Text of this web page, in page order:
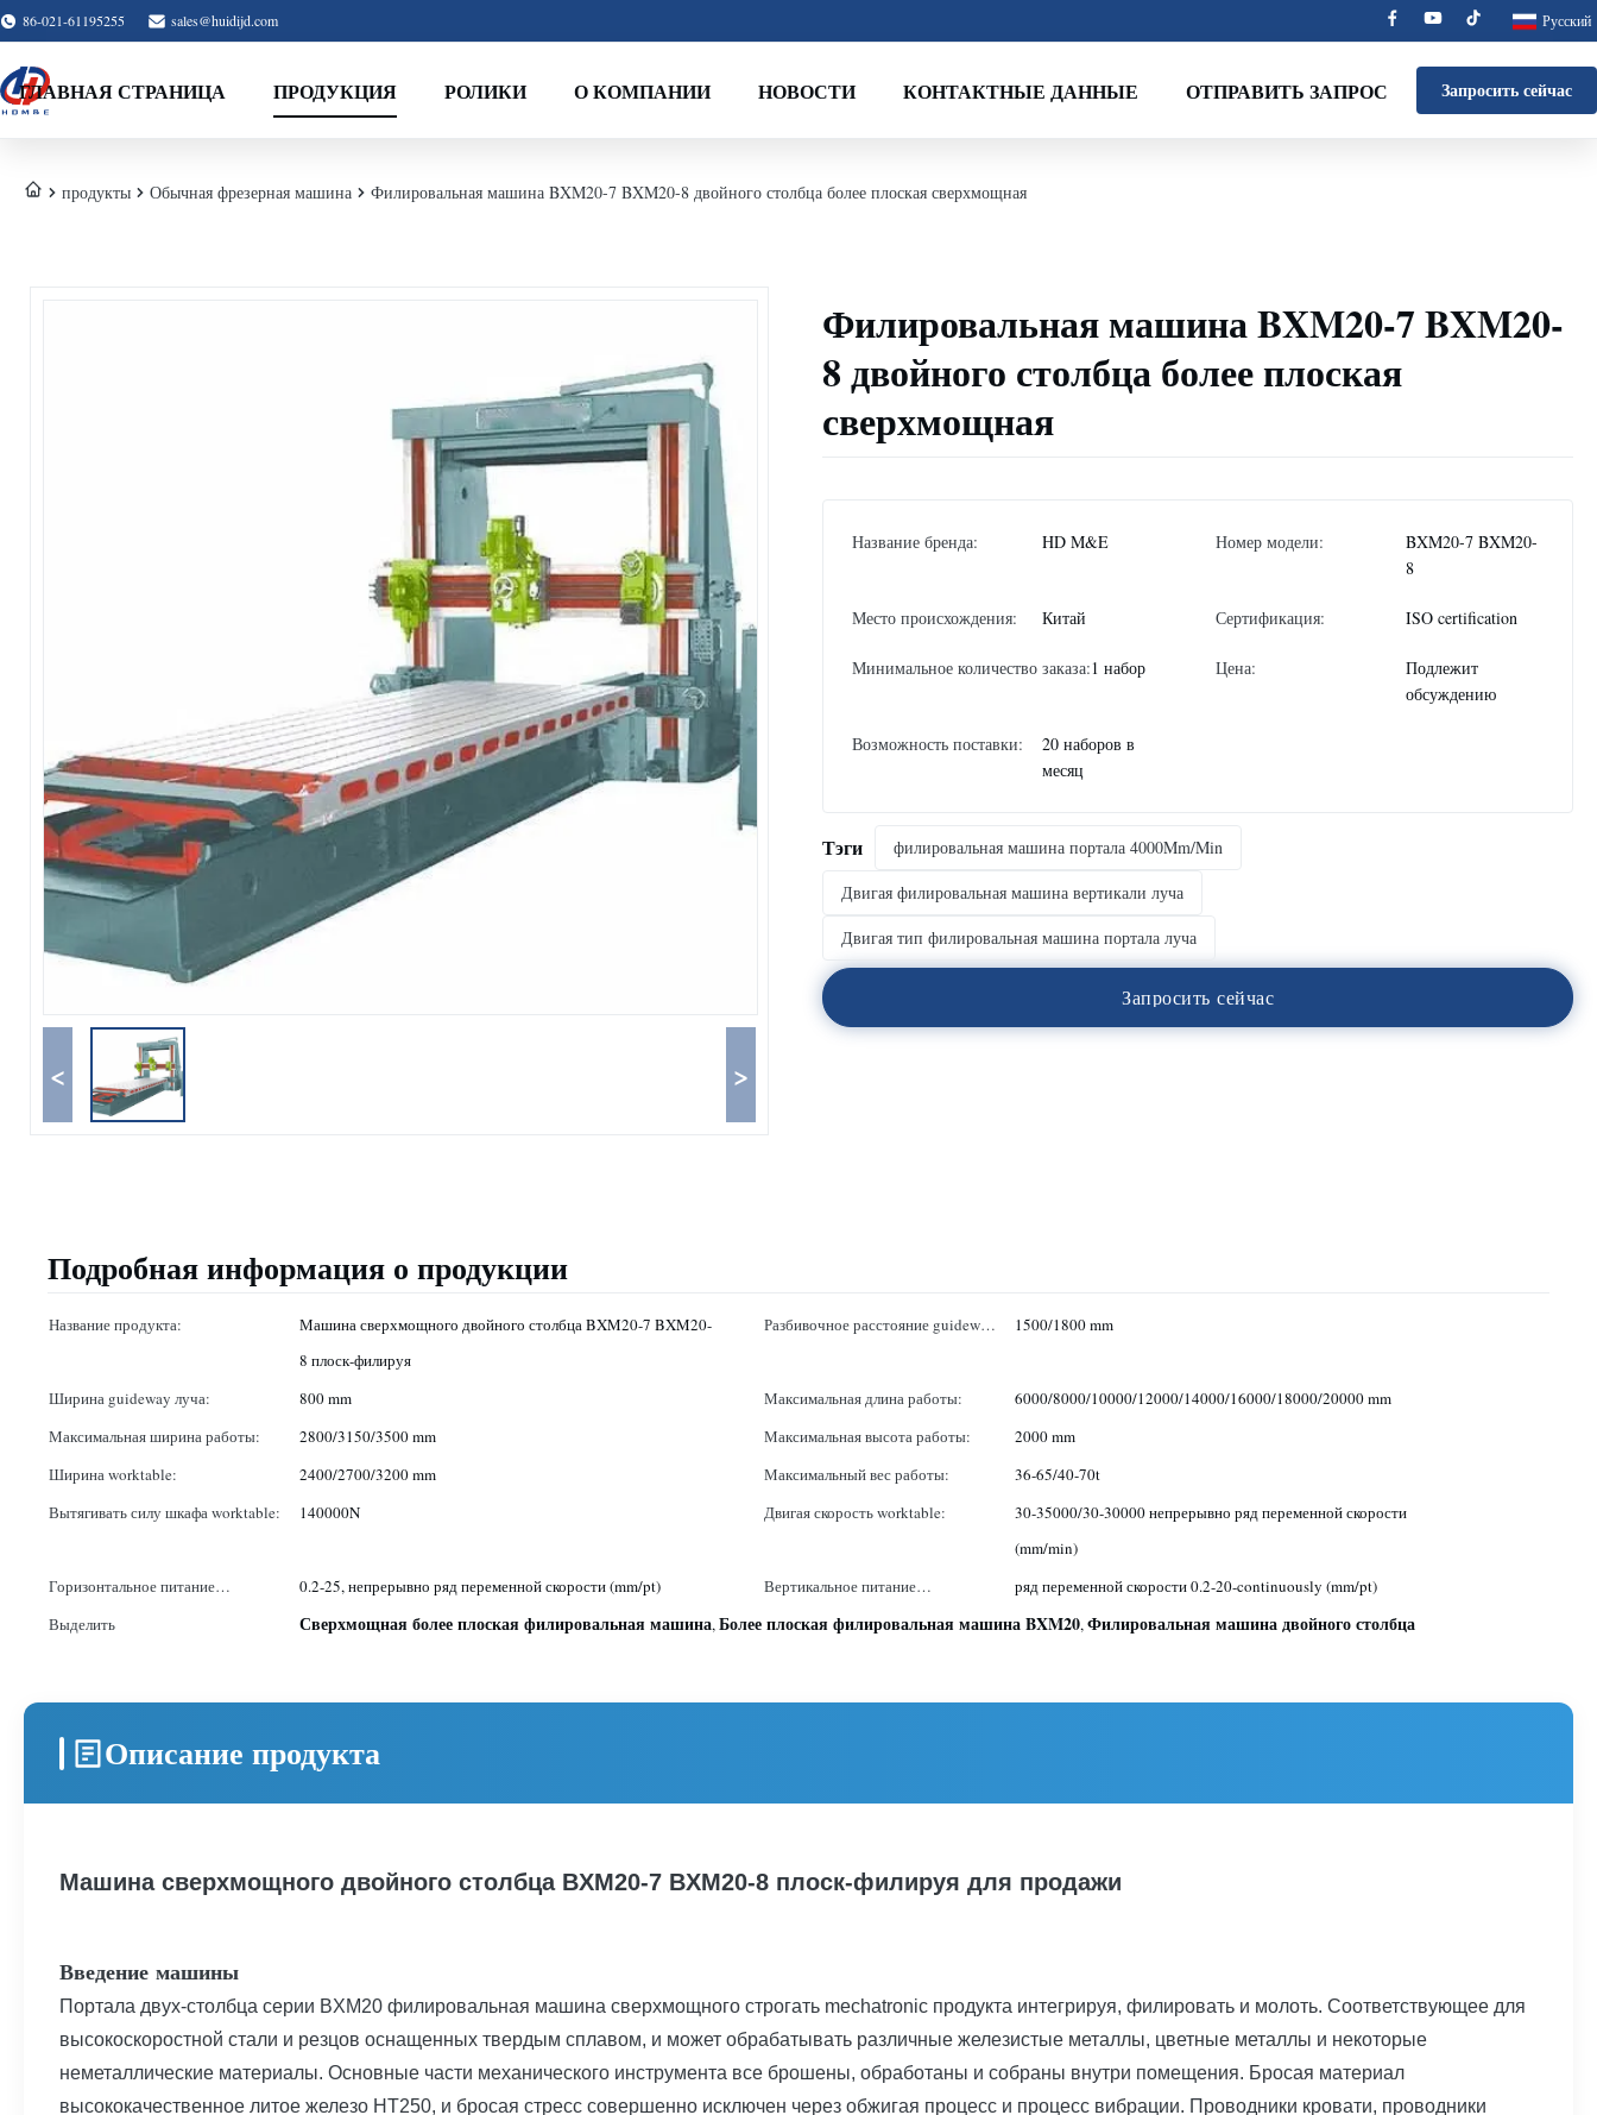
86-021-61195255 sales@huidijd.com Русский
ГЛАВНАЯ СТРАНИЦА ПРОДУКЦИЯ РОЛИКИ О КОМПАНИИ НОВОСТИ КОНТАКТНЫЕ ДАННЫЕ ОТПРАВИТЬ ЗАПРОС Запросить сейчас
продукты Обычная фрезерная машина Филировальная машина BXM20-7 BXM20-8 двойного столбца более плоская сверхмощная
< >
Филировальная машина BXM20-7 BXM20-
8 двойного столбца более плоская
сверхмощная
Название бренда: HD M&E Номер модели:
BXM20-7 BXM20-
8
Место происхождения: Китай Сертификация: ISO certification
Минимальное количество заказа:1 набор Цена:
Подлежит
обсуждению
Возможность поставки:
20 наборов в
месяц
Тэги
филировальная машина портала 4000Mm/Min
Двигая филировальная машина вертикали луча
Двигая тип филировальная машина портала луча
Запросить сейчас
Подробная информация о продукции
Название продукта:
Машина сверхмощного двойного столбца BXM20-7 BXM20-
8 плоск-филируя
Разбивочное расстояние guideway
1500/1800 mm
Ширина guideway луча: 800 mm Максимальная длина работы:
6000/8000/10000/12000/14000/16000/18000/20000 mm
Максимальная ширина работы:
2800/3150/3500 mm Максимальная высота работы:
2000 mm
Ширина worktable:
2400/2700/3200 mm Максимальный вес работы:
36-65/40-70t
Вытягивать силу шкафа worktable:
140000N Двигая скорость worktable:
30-35000/30-30000 непрерывно ряд переменной скорости
(mm/min)
Горизонтальное питание
вертикальной головы плановика (в
0.2-25, непрерывно ряд переменной скорости (mm/pt)
Вертикальное питание
вертикальной более плоской
ряд переменной скорости 0.2-20-continuously (mm/pt)
Выделить
Сверхмощная более плоская филировальная машина,Более плоская филировальная машина BXM20,Филировальная машина двойного столбца
Описание продукта
Машина сверхмощного двойного столбца BXM20-7 BXM20-8 плоск-филируя для продажи
Введение машины
Портала двух-столбца серии BXM20 филировальная машина сверхмощного строгать mechatronic продукта интегрируя, филировать и молоть. Соответствующее для
высокоскоростной стали и резцов оснащенных твердым сплавом, и может обрабатывать различные железистые металлы, цветные металлы и некоторые
неметаллические материалы. Основные части механического инструмента все брошены, обработаны и собраны внутри помещения. Бросая материал
высококачественное литое железо HT250, и бросая стресс совершенно исключен через обжигая процесс и процесс вибрации. Проводники кровати, проводники